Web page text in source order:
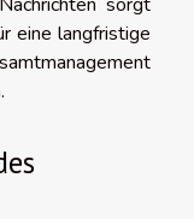
eine langfristige